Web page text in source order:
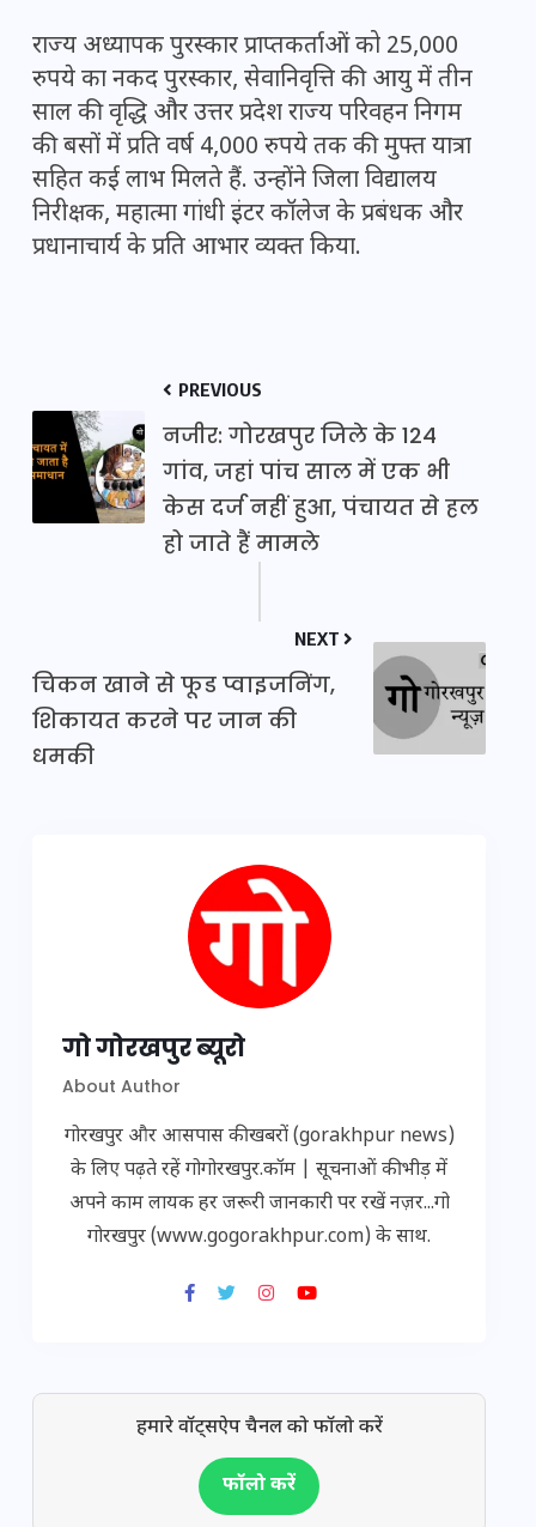
राज्य अध्यापक पुरस्कार प्राप्तकर्ताओं को 25,000
रुपये का नकद पुरस्कार, सेवानिवृत्ति की आयु में तीन
साल की वृद्धि और उत्तर प्रदेश राज्य परिवहन निगम
की बसों में प्रति वर्ष 4,000 रुपये तक की मुफ्त यात्रा
सहित कई लाभ मिलते हैं. उन्होंने जिला विद्यालय
निरीक्षक, महात्मा गांधी इंटर कॉलेज के प्रबंधक और
प्रधानाचार्य के प्रति आभार व्यक्त किया.
PREVIOUS
नजीर: गोरखपुर जिले के 124
गांव, जहां पांच साल में एक भी
केस दर्ज नहीं हुआ, पंचायत से हल
हो जाते हैं मामले
NEXT
चिकन खाने से फूड प्वाइजनिंग,
शिकायत करने पर जान की
धमकी
गो गोरखपुर ब्यूरो
About Author
गोरखपुर और आसपास की खबरों (gorakhpur news)
के लिए पढ़ते रहें गोगोरखपुर.कॉम | सूचनाओं की भीड़ में
अपने काम लायक हर जरूरी जानकारी पर रखें नज़र...गो
गोरखपुर (www.gogorakhpur.com) के साथ.
हमारे वॉट्सऐप चैनल को फॉलो करें
फॉलो करें